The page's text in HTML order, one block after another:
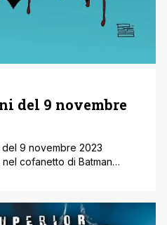
del 9 novembre
del 9 novembre 2023
cofanetto di Batman
con il cofanetto senza il
DC Deluxe che raccoglie